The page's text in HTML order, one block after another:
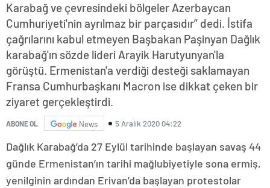
Karabağ ve çevresindeki bölgeler Azerbaycan
Cumhuriyeti'nin ayrılmaz bir parçasıdır” dedi. İstifa
çağrılarını kabul etmeyen Başbakan Paşinyan Dağlık
karabağ'ın sözde lideri Arayik Harutyunyan'la
görüştü. Ermenistan'a verdiği desteği saklamayan
Fransa Cumhurbaşkanı Macron ise dikkat çeken bir
ziyaret gerçekleştirdi.
ABONE OL News 5 Aralık 2020 04:22
Dağlık Karabağ’da 27 Eylül tarihinde başlayan savaş 44
günde Ermenistan’ın tarihi mağlubiyetiyle sona ermiş,
yenilginin ardından Erivan’da başlayan protestolar